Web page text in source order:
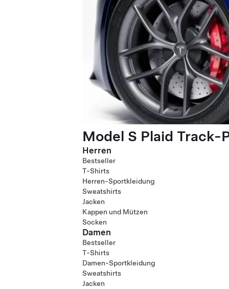
Model S Plaid Track-
Herren
Bestseller
T-Shirts
Herren-Sportkleidung
Sweatshirts
Jacken
Kappen und Mützen
Socken
Damen
Bestseller
T-Shirts
Damen-Sportkleidung
Sweatshirts
Jacken